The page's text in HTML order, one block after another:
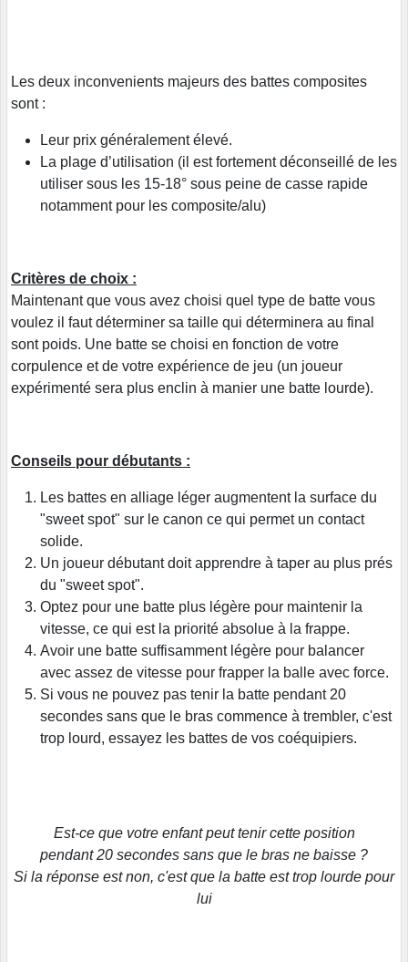
Les deux inconvenients majeurs des battes composites
sont :
Leur prix généralement élevé.
La plage d’utilisation (il est fortement déconseillé de les
utiliser sous les 15-18° sous peine de casse rapide
notamment pour les composite/alu)
Critères de choix :
Maintenant que vous avez choisi quel type de batte vous
voulez il faut déterminer sa taille qui déterminera au final
sont poids. Une batte se choisi en fonction de votre
corpulence et de votre expérience de jeu (un joueur
expérimenté sera plus enclin à manier une batte lourde).
Conseils pour débutants :
Les battes en alliage léger augmentent la surface du
"sweet spot" sur le canon ce qui permet un contact
solide.
Un joueur débutant doit apprendre à taper au plus prés
du "sweet spot".
Optez pour une batte plus légère pour maintenir la
vitesse, ce qui est la priorité absolue à la frappe.
Avoir une batte suffisamment légère pour balancer
avec assez de vitesse pour frapper la balle avec force.
Si vous ne pouvez pas tenir la batte pendant 20
secondes sans que le bras commence à trembler, c'est
trop lourd, essayez les battes de vos coéquipiers.
Est-ce que votre enfant peut tenir cette position
pendant 20 secondes sans que le bras ne baisse ?
Si la réponse est non, c'est que la batte est trop lourde pour
lui